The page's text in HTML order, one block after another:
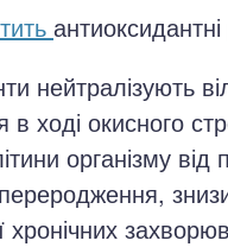
нейтралізують
в ході окисного
організму
хронічних